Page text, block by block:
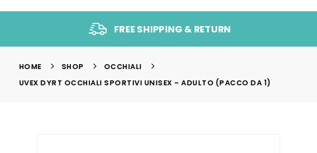
FREE SHIPPING & RETURN
HOME SHOP
OCCHIALI
UVEX DYRT OCCHIALI SPORTIVI UNISEX – ADULTO (PACCO DA 1)